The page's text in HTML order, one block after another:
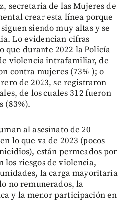
secretaria de las Mujeres de
crear esta línea porque
siendo muy altas y se
Lo evidencian cifras
que durante 2022 la Policía
violencia intrafamiliar, de
contra mujeres (73% ); o
de 2023, se registraron
de los cuales 312 fueron
(83%).
al asesinato de 20
lo que va de 2023 (pocos
están permeados por
los riesgos de violencia,
la carga mayoritaria
no remunerados, la
y la menor participación en